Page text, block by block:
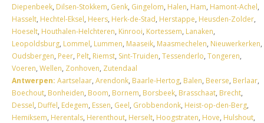
Diepenbeek, Dilsen-Stokkem, Genk, Gingelom, Halen, Ham, Hamont-Achel,
Hasselt, Hechtel-Eksel, Heers, Herk-de-Stad, Herstappe, Heusden-Zolder,
Hoeselt, Houthalen-Helchteren, Kinrooi, Kortessem, Lanaken,
Leopoldsburg, Lommel, Lummen, Maaseik, Maasmechelen, Nieuwerkerken,
Oudsbergen, Peer, Pelt, Riemst, Sint-Truiden, Tessenderlo, Tongeren,
Voeren, Wellen, Zonhoven, Zutendaal
Antwerpen: Aartselaar, Arendonk, Baarle-Hertog, Balen, Beerse, Berlaar,
Boechout, Bonheiden, Boom, Bornem, Borsbeek, Brasschaat, Brecht,
Dessel, Duffel, Edegem, Essen, Geel, Grobbendonk, Heist-op-den-Berg,
Hemiksem, Herentals, Herenthout, Herselt, Hoogstraten, Hove, Hulshout,